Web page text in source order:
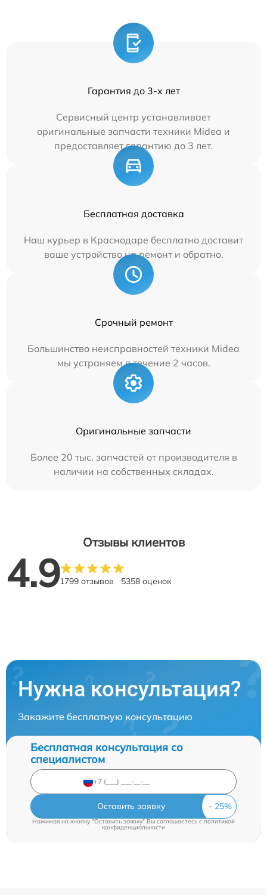
Гарантия до 3-х лет
Сервисный центр устанавливает
оригинальные запчасти техники Midea и
предоставляет гарантию до 3 лет.
Бесплатная доставка
Наш курьер в Краснодаре бесплатно доставит
ваше устройство на ремонт и обратно.
Срочный ремонт
Большинство неисправностей техники Midea
мы устраняем в течение 2 часов.
Оригинальные запчасти
Более 20 тыс. запчастей от производителя в
наличии на собственных складах.
Отзывы клиентов
4.91799 отзывов 5358 оценок
Нужна консультация?
Закажите бесплатную консультацию
Бесплатная консультация со
специалистом
Оставить заявку
Нажимая на кнопку "Оставить заявку" Вы соглашаетесь cполитикой
конфиденциальности